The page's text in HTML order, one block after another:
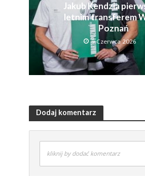
Jakub Kendzia
letnim transferem
Poznań
9 Czerwca 2026
Dodaj komentarz
kliknij by dodać komentarz